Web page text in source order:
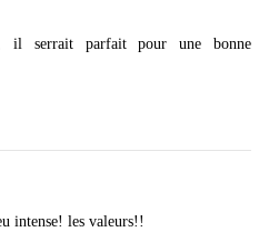
il serrait parfait pour une bonne
intense! les valeurs!!